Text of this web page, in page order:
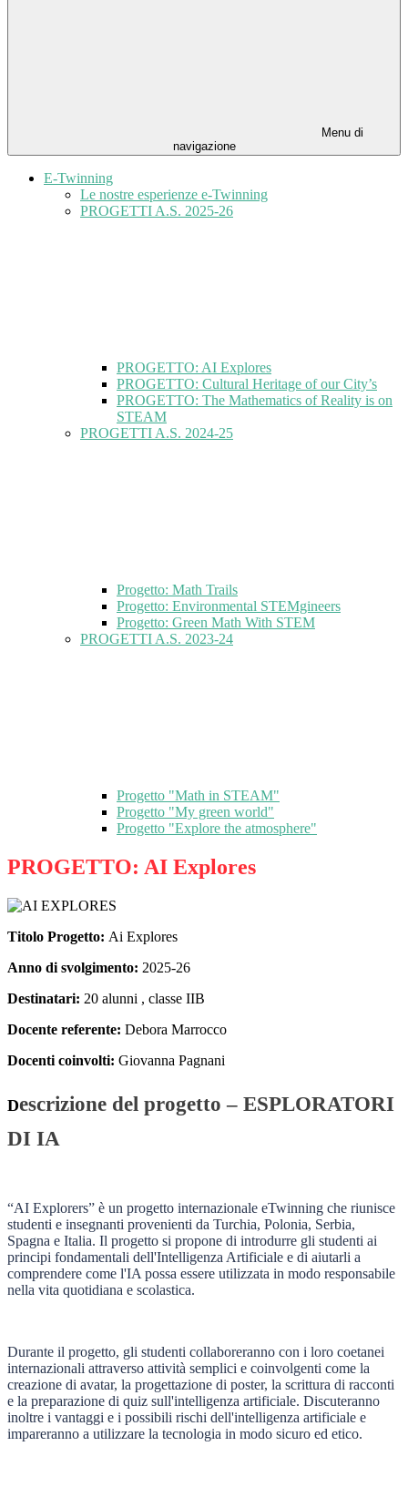
Menu di
navigazione
E-Twinning
Le nostre esperienze e-Twinning
PROGETTI A.S. 2025-26
PROGETTO: AI Explores
PROGETTO: Cultural Heritage of our City’s
PROGETTO: The Mathematics of Reality is on
STEAM
PROGETTI A.S. 2024-25
Progetto: Math Trails
Progetto: Environmental STEMgineers
Progetto: Green Math With STEM
PROGETTI A.S. 2023-24
Progetto "Math in STEAM"
Progetto "My green world"
Progetto "Explore the atmosphere"
PROGETTO: AI Explores
Titolo Progetto: Ai Explores
Anno di svolgimento: 2025-26
Destinatari: 20 alunni , classe IIB
Docente referente: Debora Marrocco
Docenti coinvolti: Giovanna Pagnani
Descrizione del progetto – ESPLORATORI
DI IA
“AI Explorers” è un progetto internazionale eTwinning che riunisce
studenti e insegnanti provenienti da Turchia, Polonia, Serbia,
Spagna e Italia. Il progetto si propone di introdurre gli studenti ai
principi fondamentali dell'Intelligenza Artificiale e di aiutarli a
comprendere come l'IA possa essere utilizzata in modo responsabile
nella vita quotidiana e scolastica.
Durante il progetto, gli studenti collaboreranno con i loro coetanei
internazionali attraverso attività semplici e coinvolgenti come la
creazione di avatar, la progettazione di poster, la scrittura di racconti
e la preparazione di quiz sull'intelligenza artificiale. Discuteranno
inoltre i vantaggi e i possibili rischi dell'intelligenza artificiale e
impareranno a utilizzare la tecnologia in modo sicuro ed etico.